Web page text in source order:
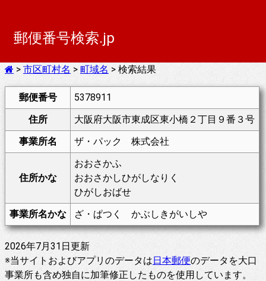
郵便番号検索.jp
> 市区町村名 > 町域名 > 検索結果
郵便番号
5378911
住所
大阪府大阪市東成区東小橋２丁目９番３号
事業所名
ザ・パック 株式会社
住所かな
おおさかふ
おおさかしひがしなりく
ひがしおばせ
事業所名かな
ざ・ぱつく かぶしきがいしや
2026年7月31日更新
※当サイトおよびアプリのデータは日本郵便のデータを大口
事業所も含め独自に加筆修正したものを使用しています。